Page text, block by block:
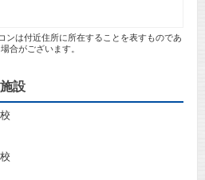
ンは付近住所に所在することを表すものであ
合がございます。
設